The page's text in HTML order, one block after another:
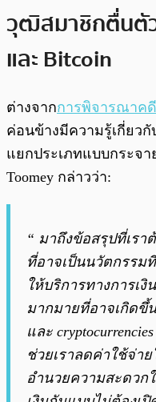
วุฒิสมาชิกตื่นตัว
และ Bitcoin
ต่างจากการพิจารณาค
ค่อนข้างมีความรู้เกี่ยว
แยกประเภทแบบกระจา
Toomey กล่าวว่า:
“ มาถึงข้อสรุปที่เร
ที่อาจเป็นนวัตกรรม
ให้บริการทางการเ
มากมายที่อาจเกิดขึ้
และ
ช่วยเราลดค่าใช้จ่า
อำนวยความสะดวก